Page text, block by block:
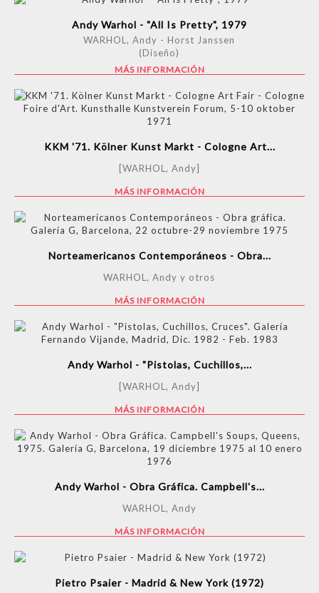
Andy Warhol - "All Is Pretty", 1979
WARHOL, Andy - Horst Janssen
(Diseño)
MÁS INFORMACIÓN
KKM '71. Kölner Kunst Markt - Cologne Art...
[WARHOL, Andy]
MÁS INFORMACIÓN
Norteamericanos Contemporáneos - Obra...
WARHOL, Andy y otros
MÁS INFORMACIÓN
Andy Warhol - "Pistolas, Cuchillos,...
[WARHOL, Andy]
MÁS INFORMACIÓN
Andy Warhol - Obra Gráfica. Campbell's...
WARHOL, Andy
MÁS INFORMACIÓN
Pietro Psaier - Madrid & New York (1972)